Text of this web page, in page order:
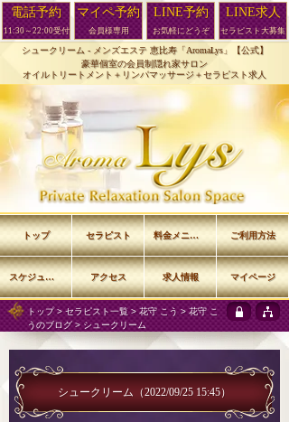
シュークリーム - メンズエステ 恵比寿「AromaLys」【公式】
豪華個室の会員制隠れ家サロン
オイルトリートメント＋リンパマッサージ＋セラピスト求人
トップ> セラピスト一覧 >花守 こう >花守 こ
うのブログ> シュークリーム
シュークリーム （2022/09/25 15:45）
トップ セラピスト 料金メニュー ご利用方法
スケジュール アクセス 求人情報 マイページ
電話予約
11:30～22:00受付
マイペ予約
会員様専用
LINE予約
お気軽にどうぞ
LINE求人
セラピスト大募集